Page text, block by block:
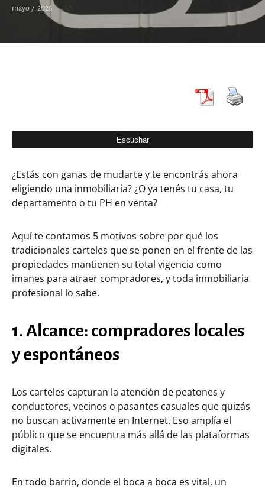
mayo 7, 2026
¿Estás con ganas de mudarte y te encontrás ahora
eligiendo una inmobiliaria? ¿O ya tenés tu casa, tu
departamento o tu PH en venta?
Aquí te contamos 5 motivos sobre por qué los
tradicionales carteles que se ponen en el frente de las
propiedades mantienen su total vigencia como
imanes para atraer compradores, y toda inmobiliaria
profesional lo sabe.
1. Alcance: compradores locales
y espontáneos
Los carteles capturan la atención de peatones y
conductores, vecinos o pasantes casuales que quizás
no buscan activamente en Internet. Eso amplía el
público que se encuentra más allá de las plataformas
digitales.
En todo barrio, donde el boca a boca es vital, un